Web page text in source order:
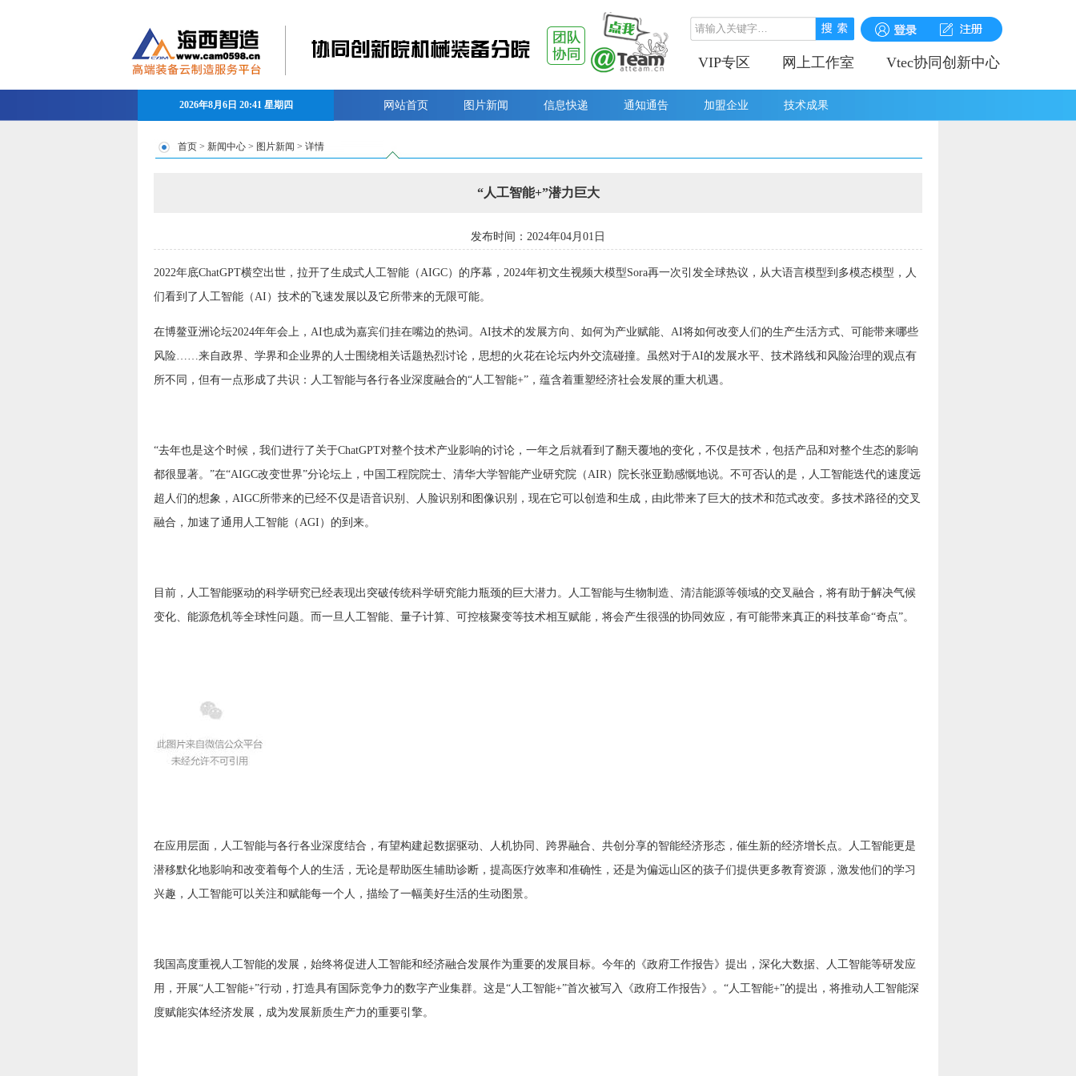
VIP专区 网上工作室 Vtec协同创新中心
2026年8月6日 20:41 星期四 网站首页 图片新闻 信息快递 通知通告 加盟企业 技术成果
首页 > 新闻中心 > 图片新闻 > 详情
“人工智能+”潜力巨大
发布时间：2024年04月01日
2022年底ChatGPT横空出世，拉开了生成式人工智能（AIGC）的序幕，2024年初文生视频大模型Sora再一次引发全球热议，从大语言模型到多模态模型，人
们看到了人工智能（AI）技术的飞速发展以及它所带来的无限可能。
在博鳌亚洲论坛2024年年会上，AI也成为嘉宾们挂在嘴边的热词。AI技术的发展方向、如何为产业赋能、AI将如何改变人们的生产生活方式、可能带来哪些
风险……来自政界、学界和企业界的人士围绕相关话题热烈讨论，思想的火花在论坛内外交流碰撞。虽然对于AI的发展水平、技术路线和风险治理的观点有
所不同，但有一点形成了共识：人工智能与各行各业深度融合的“人工智能+”，蕴含着重塑经济社会发展的重大机遇。
“去年也是这个时候，我们进行了关于ChatGPT对整个技术产业影响的讨论，一年之后就看到了翻天覆地的变化，不仅是技术，包括产品和对整个生态的影响
都很显著。”在“AIGC改变世界”分论坛上，中国工程院院士、清华大学智能产业研究院（AIR）院长张亚勤感慨地说。不可否认的是，人工智能迭代的速度远
超人们的想象，AIGC所带来的已经不仅是语音识别、人脸识别和图像识别，现在它可以创造和生成，由此带来了巨大的技术和范式改变。多技术路径的交叉
融合，加速了通用人工智能（AGI）的到来。
目前，人工智能驱动的科学研究已经表现出突破传统科学研究能力瓶颈的巨大潜力。人工智能与生物制造、清洁能源等领域的交叉融合，将有助于解决气候
变化、能源危机等全球性问题。而一旦人工智能、量子计算、可控核聚变等技术相互赋能，将会产生很强的协同效应，有可能带来真正的科技革命“奇点”。
在应用层面，人工智能与各行各业深度结合，有望构建起数据驱动、人机协同、跨界融合、共创分享的智能经济形态，催生新的经济增长点。人工智能更是
潜移默化地影响和改变着每个人的生活，无论是帮助医生辅助诊断，提高医疗效率和准确性，还是为偏远山区的孩子们提供更多教育资源，激发他们的学习
兴趣，人工智能可以关注和赋能每一个人，描绘了一幅美好生活的生动图景。
我国高度重视人工智能的发展，始终将促进人工智能和经济融合发展作为重要的发展目标。今年的《政府工作报告》提出，深化大数据、人工智能等研发应
用，开展“人工智能+”行动，打造具有国际竞争力的数字产业集群。这是“人工智能+”首次被写入《政府工作报告》。“人工智能+”的提出，将推动人工智能深
度赋能实体经济发展，成为发展新质生产力的重要引擎。